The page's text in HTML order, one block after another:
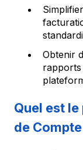
Obtenir
Quel est
de